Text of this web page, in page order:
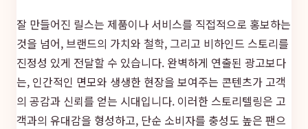
잘 만들어진 릴스는 제품이나 서비스를 직접적으로 홍보하는
것을 넘어, 브랜드의 가치와 철학, 그리고 비하인드 스토리를
진정성 있게 전달할 수 있습니다. 완벽하게 연출된 광고보다
는, 인간적인 면모와 생생한 현장을 보여주는 콘텐츠가 고객
의 공감과 신뢰를 얻는 시대입니다. 이러한 스토리텔링은 고
객과의 유대감을 형성하고, 단순 소비자를 충성도 높은 팬으